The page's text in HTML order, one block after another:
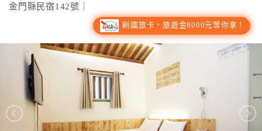
行
房
金門縣民宿142號｜
刷國旅卡，旅遊金8000元等你拿！